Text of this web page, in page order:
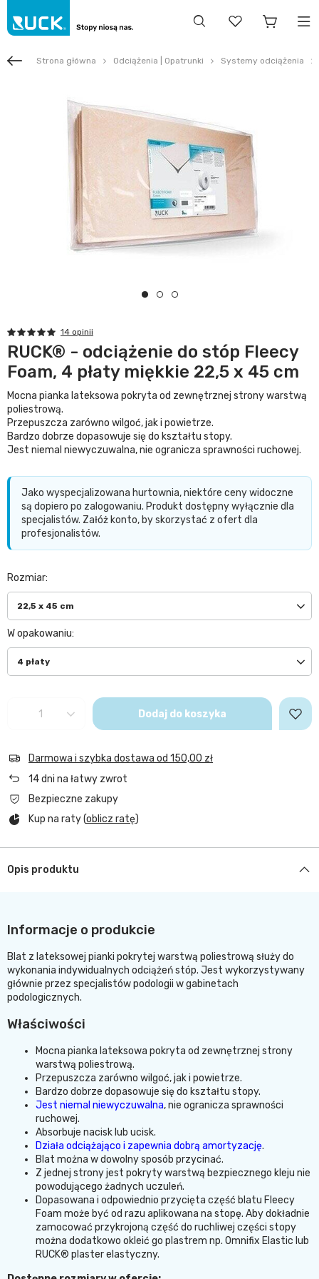
Strona główna Odciążenia | Opatrunki Systemy odciążenia
14 opinii
RUCK® - odciążenie do stóp Fleecy
Foam, 4 płaty miękkie 22,5 x 45 cm
Mocna pianka lateksowa pokryta od zewnętrznej strony warstwą
poliestrową.
Przepuszcza zarówno wilgoć, jak i powietrze.
Bardzo dobrze dopasowuje się do kształtu stopy.
Jest niemal niewyczuwalna, nie ogranicza sprawności ruchowej.
Jako wyspecjalizowana hurtownia, niektóre ceny widoczne
są dopiero po zalogowaniu. Produkt dostępny wyłącznie dla
specjalistów. Załóż konto, by skorzystać z ofert dla
profesjonalistów.
Rozmiar
22,5 x 45 cm
W opakowaniu
4 płaty
Dodaj do koszyka
Darmowa i szybka dostawa od 150,00 zł
14dni na łatwy zwrot
Bezpieczne zakupy
Kup na raty (oblicz ratę)
Opis produktu
Informacje o produkcie
Blat z lateksowej pianki pokrytej warstwą poliestrową służy do
wykonania indywidualnych odciążeń stóp. Jest wykorzystywany
głównie przez specjalistów podologii w gabinetach
podologicznych.
Właściwości
Mocna pianka lateksowa pokryta od zewnętrznej strony
warstwą poliestrową.
Przepuszcza zarówno wilgoć, jak i powietrze.
Bardzo dobrze dopasowuje się do kształtu stopy.
Jest niemal niewyczuwalna, nie ogranicza sprawności
ruchowej.
Absorbuje nacisk lub ucisk.
Działa odciążająco i zapewnia dobrą amortyzację.
Blat można w dowolny sposób przycinać.
Z jednej strony jest pokryty warstwą bezpiecznego kleju nie
powodującego żadnych uczuleń.
Dopasowana i odpowiednio przycięta część blatu Fleecy
Foam może być od razu aplikowana na stopę. Aby dokładnie
zamocować przykrojoną część do ruchliwej części stopy
można dodatkowo okleić go plastrem np. Omnifix Elastic lub
RUCK® plaster elastyczny.